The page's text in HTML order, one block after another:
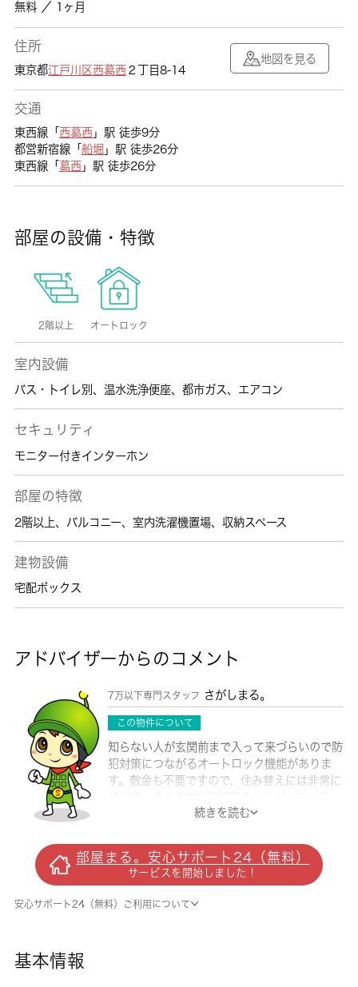
無料 ／ 1ヶ月
住所
東京都江戸川区西葛西２丁目8-14
地図を見る
交通
東西線「 西葛西」駅 徒歩9分
都営新宿線「 船堀」駅 徒歩26分
東西線「 葛西」駅 徒歩26分
部屋の設備・特徴
2階以上 オートロック
室内設備
バス・トイレ別 、 温水洗浄便座、 都市ガス、 エアコン
セキュリティ
モニター付きインターホン
部屋の特徴
2階以上、 バルコニー、 室内洗濯機置場、 収納スペース
建物設備
宅配ボックス
アドバイザーからのコメント
7万以下専門スタッフ さがしまる。
この物件について
知らない人が玄関前まで入って来づらいので防
犯対策につながるオートロック機能がありま
す。敷金も不要ですので、住み替えには非常に
清潔感のある賃貸物件です。駅から徒歩9分の
に抑えることができます。より多くの不動産情
報をお求めなら、まずは 城南コミュニティま
でご連絡ください。当社では、西葛西を中心に
多種多様な不動産情報を取り扱っております。
続きを読む
部屋まる。安心サポート24（無料）
サービスを開始しました！
安心サポート24（無料）ご利用について
基本情報